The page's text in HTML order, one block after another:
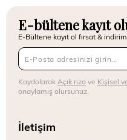
E-bültene kayıt
E-Bültene kayıt ol fırsat &
Kaydolarak Açık rızave Kişisel
onaylamış olursunuz.
İletişim